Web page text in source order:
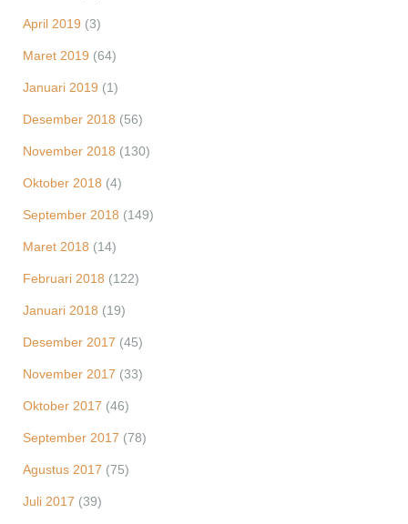
April 2019 (3)
Maret 2019 (64)
Januari 2019 (1)
Desember 2018 (56)
November 2018 (130)
Oktober 2018 (4)
September 2018 (149)
Maret 2018 (14)
Februari 2018 (122)
Januari 2018 (19)
Desember 2017 (45)
November 2017 (33)
Oktober 2017 (46)
September 2017 (78)
Agustus 2017 (75)
Juli 2017 (39)